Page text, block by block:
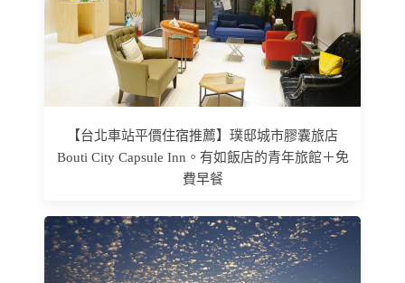
【台北車站平價住宿推薦】璞邸城市膠囊旅店
Bouti City Capsule Inn。有如飯店的青年旅館＋免
費早餐